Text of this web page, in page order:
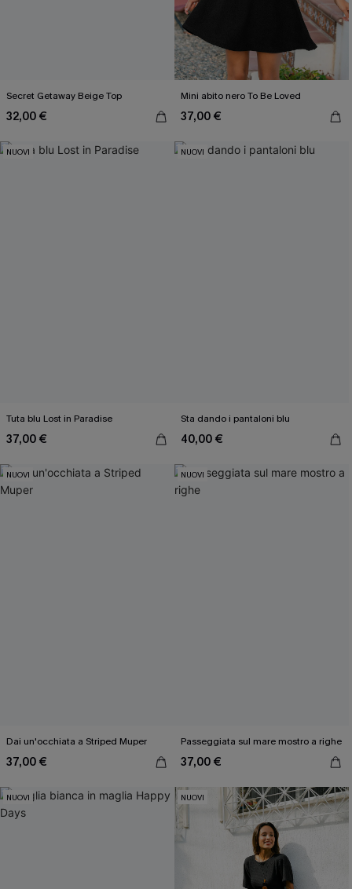
Secret Getaway Beige Top
32,00 €
Mini abito nero To Be Loved
37,00 €
NUOVI
Tuta blu Lost in Paradise
37,00 €
NUOVI
Sta dando i pantaloni blu
40,00 €
NUOVI
Dai un'occhiata a Striped Muper
37,00 €
NUOVI
Passeggiata sul mare mostro a righe
37,00 €
NUOVI NUOVI